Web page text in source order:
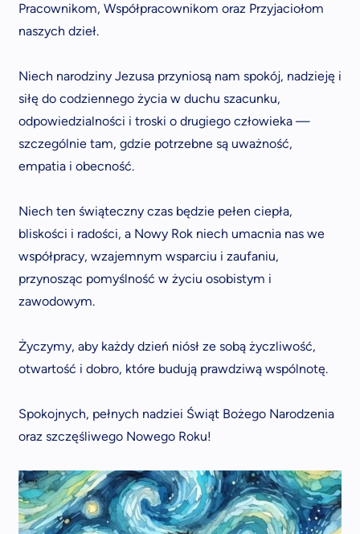
Pracownikom, Współpracownikom oraz Przyjaciołom
naszych dzieł.
Niech narodziny Jezusa przyniosą nam spokój, nadzieję i
siłę do codziennego życia w duchu szacunku,
odpowiedzialności i troski o drugiego człowieka —
szczególnie tam, gdzie potrzebne są uważność,
empatia i obecność.
Niech ten świąteczny czas będzie pełen ciepła,
bliskości i radości, a Nowy Rok niech umacnia nas we
współpracy, wzajemnym wsparciu i zaufaniu,
przynosząc pomyślność w życiu osobistym i
zawodowym.
Życzymy, aby każdy dzień niósł ze sobą życzliwość,
otwartość i dobro, które budują prawdziwą wspólnotę.
Spokojnych, pełnych nadziei Świąt Bożego Narodzenia
oraz szczęśliwego Nowego Roku!